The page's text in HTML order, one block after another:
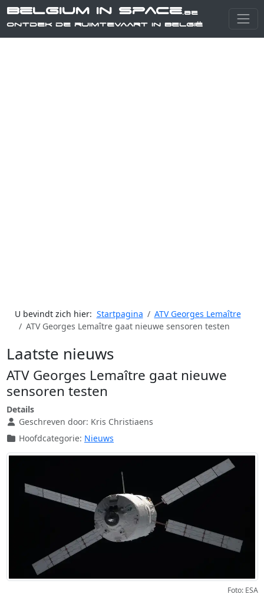
Belgium in Space.be
Ontdek de ruimtevaart in België
U bevindt zich hier: Startpagina
ATV Georges Lemaître
ATV Georges Lemaître gaat nieuwe sensoren testen
Laatste nieuws
ATV Georges Lemaître gaat nieuwe
sensoren testen
Details
Geschreven door: Kris Christiaens
Hoofdcategorie: Nieuws
Foto: ESA